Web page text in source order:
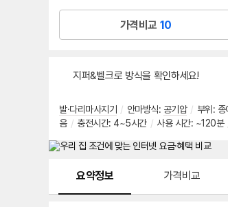
가격비교 10
지퍼&벨크로 방식을 확인하세요!
발·다리마사지기 / 안마방식: 공기압 / 부위 : 종
음 / 충전시간: 4~5시간 / 사용 시간: ~120분
요약정보 가격비교